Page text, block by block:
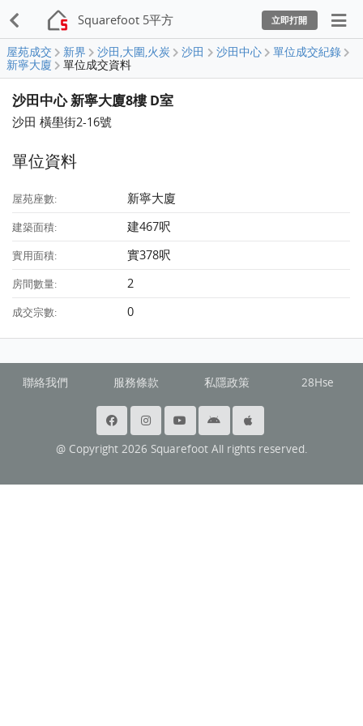
Squarefoot 5平方 立即打開
屋苑成交 新界 沙田,大圍,火炭 沙田 沙田中心
單位成交紀錄
新寧大廈
單位成交資料
沙田中心 新寧大廈8樓 D室
沙田 橫壆街2-16號
單位資料
屋苑座數: 新寧大廈
建築面積: 建467呎
實用面積: 實378呎
房間數量: 2
成交宗數: 0
聯絡我們 服務條款 私隱政策 28Hse
@ Copyright 2026 Squarefoot All rights reserved.